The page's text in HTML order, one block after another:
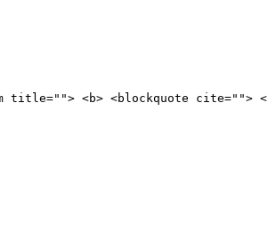
<b> <blockquote cite="">